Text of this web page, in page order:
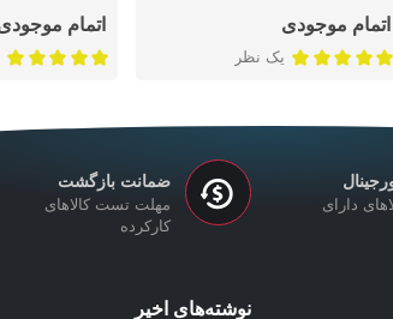
اتمام موجودی
یک نظر
اتمام
دارای
ضمانت بازگشت
مهلت تست کالاهای
کارکرده
نوشته‌های اخیر